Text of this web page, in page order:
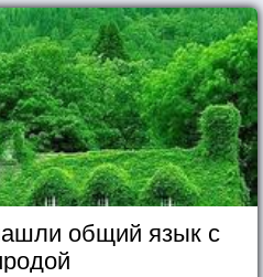
общий язык с